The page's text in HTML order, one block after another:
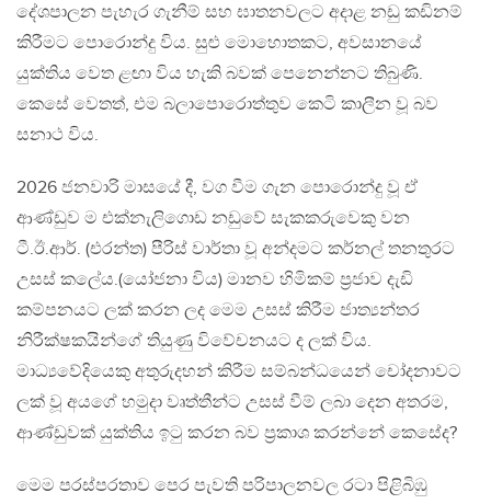
දේශපාලන පැහැර ගැනීම් සහ ඝාතනවලට අදාළ නඩු කඩිනම්
කිරීමට පොරොන්දු විය. සුළු මොහොතකට, අවසානයේ
යුක්තිය වෙත ළඟා විය හැකි බවක් පෙනෙන්නට තිබුණි.
කෙසේ වෙතත්, එම බලාපොරොත්තුව කෙටි කාලීන වූ බව
සනාථ විය.
2026 ජනවාරි මාසයේ දී, වග වීම ගැන පොරොන්දු වූ ඒ
ආණ්ඩුව ම එක්නැලිගොඩ නඩුවේ සැකකරුවෙකු වන
ටී.ඊ.ආර්. (එරන්ත) පීරිස් වාර්තා වූ අන්දමට කර්නල් තනතුරට
උසස් කලේය.(යෝජනා විය) මානව හිමිකම් ප්‍රජාව දැඩි
කම්පනයට ලක් කරන ලද මෙම උසස් කිරීම ජාත්‍යන්තර
නිරීක්ෂකයින්ගේ තියුණු විවේචනයට ද ලක් විය.
මාධ්‍යවේදියෙකු අතුරුදහන් කිරීම සම්බන්ධයෙන් චෝදනාවට
ලක් වූ අයගේ හමුදා වෘත්තීන්ට උසස් වීම් ලබා දෙන අතරම,
ආණ්ඩුවක් යුක්තිය ඉටු කරන බව ප්‍රකාශ කරන්නේ කෙසේද?
මෙම පරස්පරතාව පෙර පැවති පරිපාලනවල රටා පිළිබිඹු